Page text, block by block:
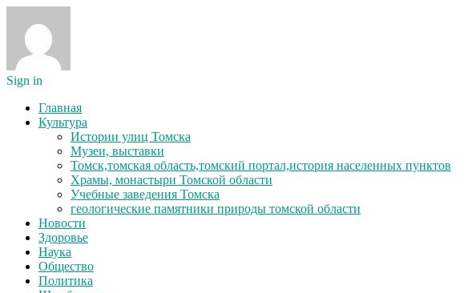
Sign in
Главная
Культура
Истории улиц Томска
Музеи, выставки
Томск,томская область,томский портал,история населенных пунктов
Храмы, монастыри Томской области
Учебные заведения Томска
геологические памятники природы томской области
Новости
Здоровье
Наука
Общество
Политика